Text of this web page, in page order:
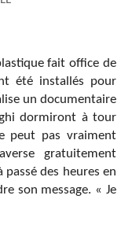
fait office de
été installés pour
un documentaire
dormiront à tour
peut pas vraiment
gratuitement
passé des heures en
son message. « Je